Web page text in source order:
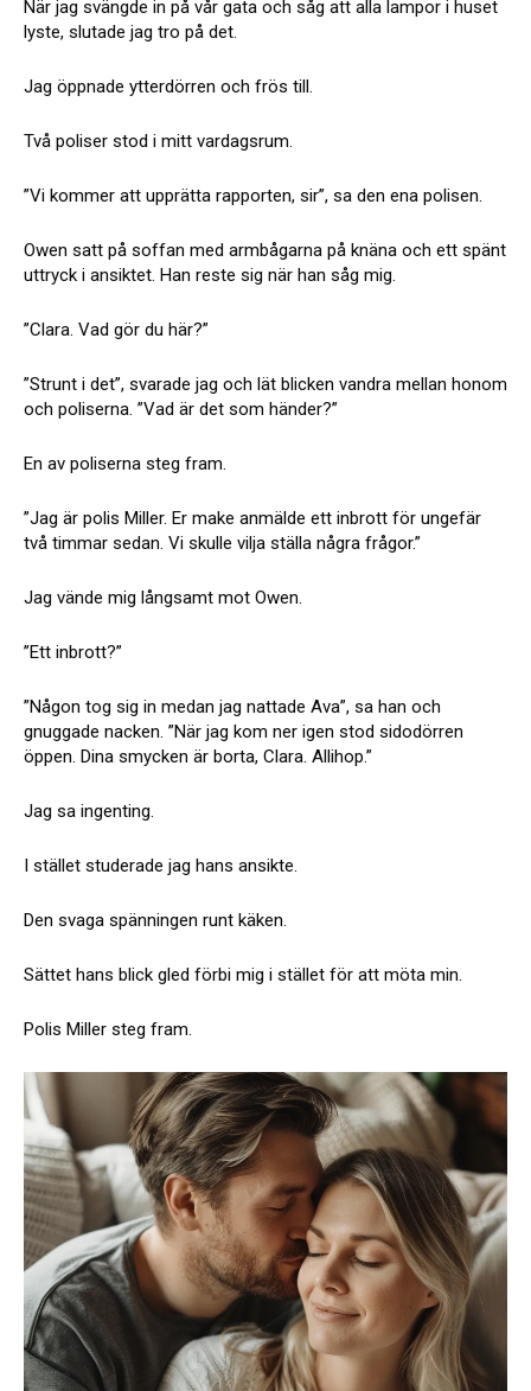
När jag svängde in på vår gata och såg att alla lampor i huset
lyste, slutade jag tro på det.
Jag öppnade ytterdörren och frös till.
Två poliser stod i mitt vardagsrum.
”Vi kommer att upprätta rapporten, sir”, sa den ena polisen.
Owen satt på soffan med armbågarna på knäna och ett spänt
uttryck i ansiktet. Han reste sig när han såg mig.
”Clara. Vad gör du här?”
”Strunt i det”, svarade jag och lät blicken vandra mellan honom
och poliserna. ”Vad är det som händer?”
En av poliserna steg fram.
”Jag är polis Miller. Er make anmälde ett inbrott för ungefär
två timmar sedan. Vi skulle vilja ställa några frågor.”
Jag vände mig långsamt mot Owen.
”Ett inbrott?”
”Någon tog sig in medan jag nattade Ava”, sa han och
gnuggade nacken. ”När jag kom ner igen stod sidodörren
öppen. Dina smycken är borta, Clara. Allihop.”
Jag sa ingenting.
I stället studerade jag hans ansikte.
Den svaga spänningen runt käken.
Sättet hans blick gled förbi mig i stället för att möta min.
Polis Miller steg fram.